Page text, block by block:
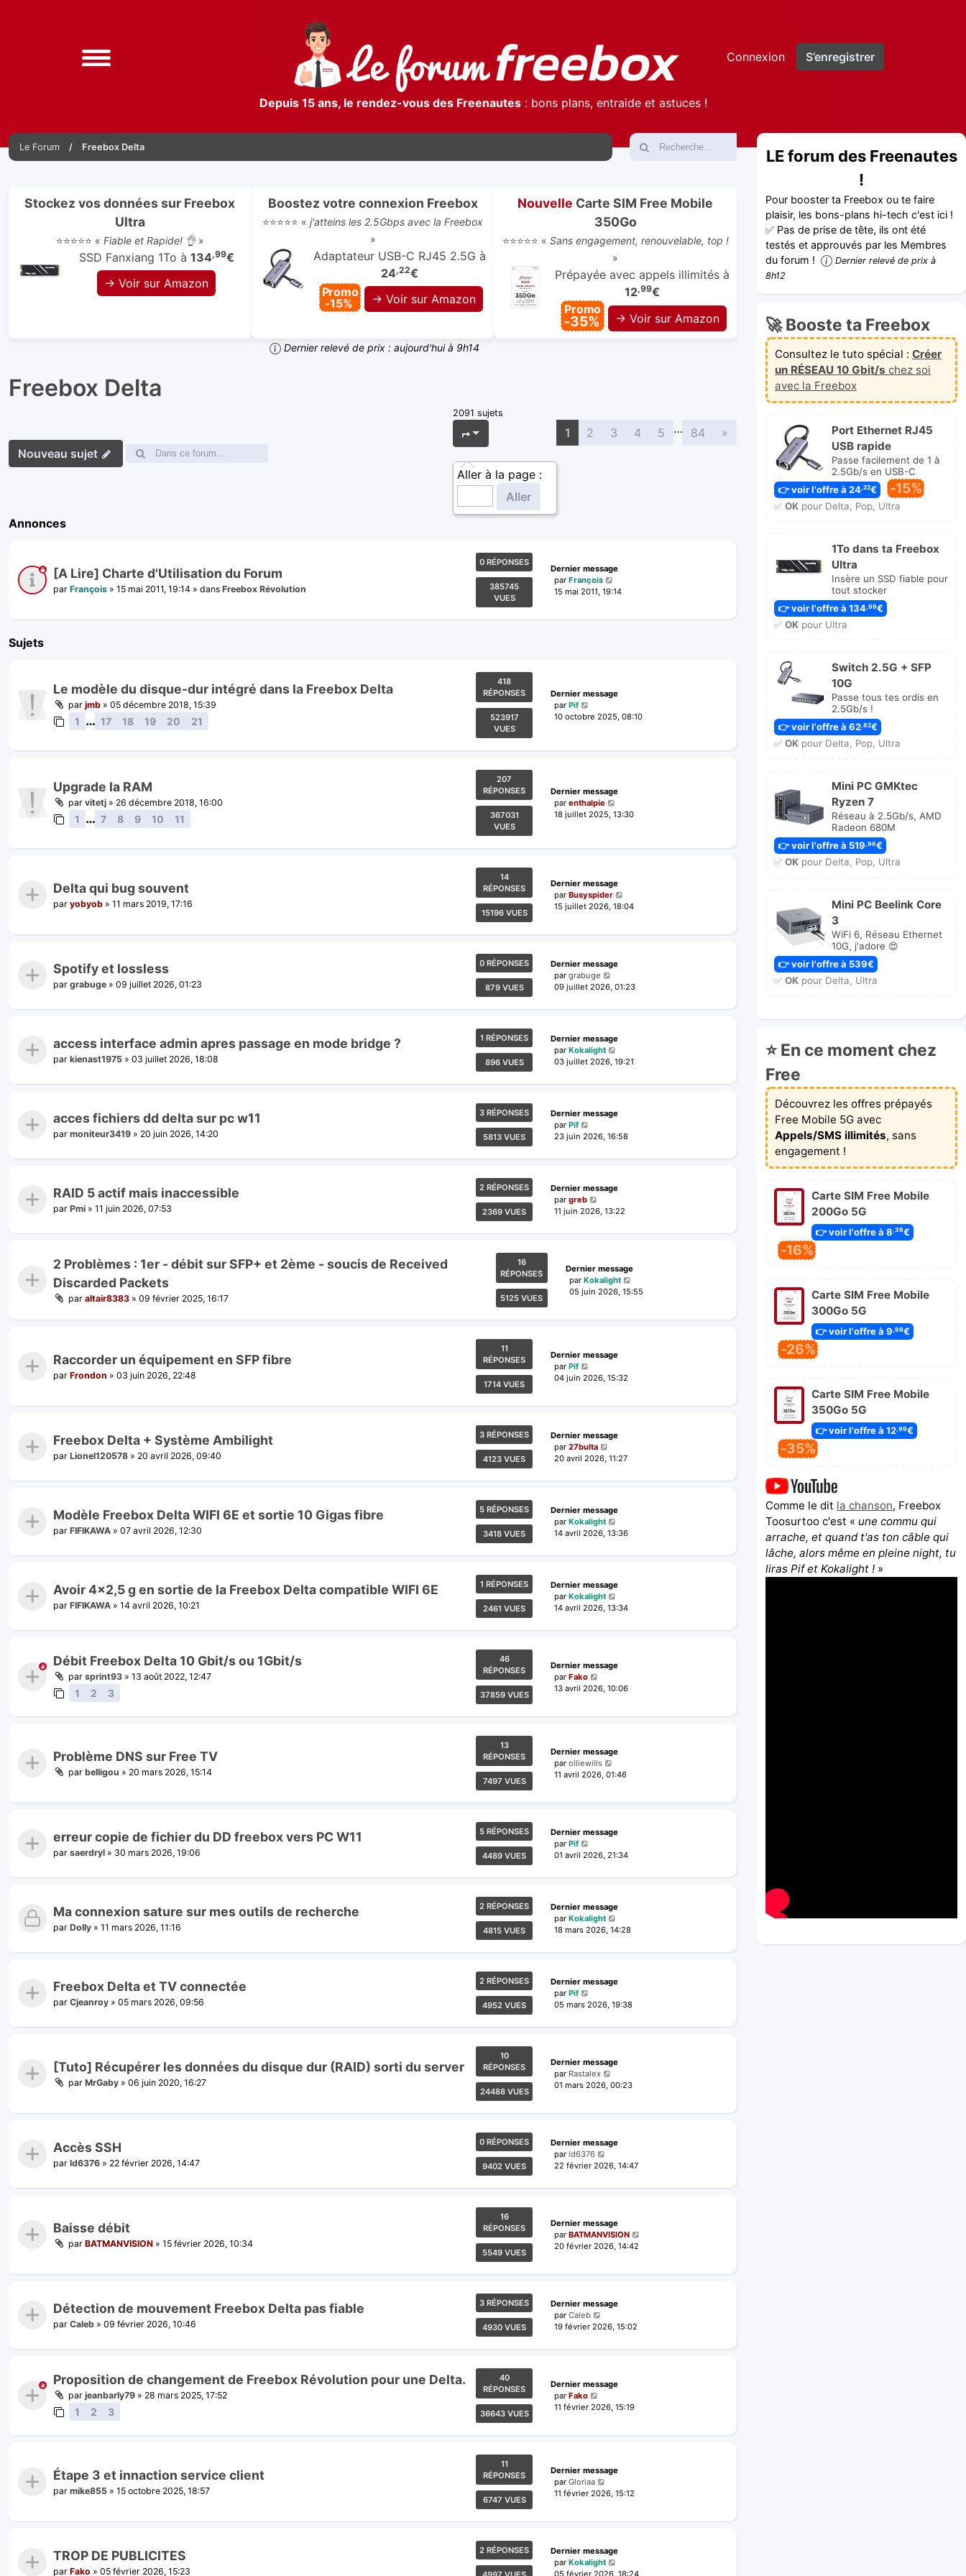
Connexion S’enregistrer
Depuis 15 ans, le rendez-vous des Freenautes: bons plans, entraide et astuces !
Le Forum Freebox Delta
Stockez vos données sur Freebox
Ultra
⭐⭐⭐⭐⭐ « Fiable et Rapide! 👌»
SSD Fanxiang 1To à 134,99€
→ Voir sur Amazon
Boostez votre connexion Freebox
⭐⭐⭐⭐⭐ « j'atteins les 2.5Gbps avec la Freebox
»
Adaptateur USB-C RJ45 2.5G à
24,22€
Promo
-15%
→ Voir sur Amazon
Nouvelle Carte SIM Free Mobile
350Go
⭐⭐⭐⭐⭐ « Sans engagement, renouvelable, top !
»
Prépayée avec appels illimités à
12,99€
Promo
-35% → Voir sur Amazon
Dernier relevé de prix : aujourd'hui à 9h14
Freebox Delta
Nouveau sujet
2091 sujets
Page
Aller à la page :
1 2 3 4 5 … 84 »
Annonces
[A Lire] Charte d'Utilisation du Forum
par François » 15 mai 2011, 19:14 » dans Freebox Révolution
0 RÉPONSES
385745
VUES
Dernier message
par François
15 mai 2011, 19:14
Sujets
Le modèle du disque-dur intégré dans la Freebox Delta
par jmb » 05 décembre 2018, 15:39
1 … 17 18 19 20 21
418
RÉPONSES
523917
VUES
Dernier message
par Pif
10 octobre 2025, 08:10
Upgrade la RAM
par vitetj » 26 décembre 2018, 16:00
1 … 7 8 9 10 11
207
RÉPONSES
367031
VUES
Dernier message
par enthalpie
18 juillet 2025, 13:30
Delta qui bug souvent
par yobyob » 11 mars 2019, 17:16
14
RÉPONSES
15196 VUES
Dernier message
par Busyspider
15 juillet 2026, 18:04
Spotify et lossless
par grabuge » 09 juillet 2026, 01:23
0 RÉPONSES
879 VUES
Dernier message
par grabuge
09 juillet 2026, 01:23
access interface admin apres passage en mode bridge ?
par kienast1975 » 03 juillet 2026, 18:08
1 RÉPONSES
896 VUES
Dernier message
par Kokalight
03 juillet 2026, 19:21
acces fichiers dd delta sur pc w11
par moniteur3419 » 20 juin 2026, 14:20
3 RÉPONSES
5813 VUES
Dernier message
par Pif
23 juin 2026, 16:58
RAID 5 actif mais inaccessible
par Pmi » 11 juin 2026, 07:53
2 RÉPONSES
2369 VUES
Dernier message
par greb
11 juin 2026, 13:22
2 Problèmes : 1er - débit sur SFP+ et 2ème - soucis de Received
Discarded Packets
par altair8383 » 09 février 2025, 16:17
16
RÉPONSES
5125 VUES
Dernier message
parKokalight
05 juin 2026, 15:55
Raccorder un équipement en SFP fibre
par Frondon » 03 juin 2026, 22:48
11
RÉPONSES
1714 VUES
Dernier message
par Pif
04 juin 2026, 15:32
Freebox Delta + Système Ambilight
par Lionel120578 » 20 avril 2026, 09:40
3 RÉPONSES
4123 VUES
Dernier message
par 27bulta
20 avril 2026, 11:27
Modèle Freebox Delta WIFI 6E et sortie 10 Gigas fibre
par FIFIKAWA » 07 avril 2026, 12:30
5 RÉPONSES
3418 VUES
Dernier message
par Kokalight
14 avril 2026, 13:36
Avoir 4x2,5 g en sortie de la Freebox Delta compatible WIFI 6E
par FIFIKAWA » 14 avril 2026, 10:21
1 RÉPONSES
2461 VUES
Dernier message
par Kokalight
14 avril 2026, 13:34
Débit Freebox Delta 10 Gbit/s ou 1Gbit/s
par sprint93 » 13 août 2022, 12:47
1 2 3
46
RÉPONSES
37859 VUES
Dernier message
par Fako
13 avril 2026, 10:06
Problème DNS sur Free TV
par belligou » 20 mars 2026, 15:14
13
RÉPONSES
7497 VUES
Dernier message
par olliewills
11 avril 2026, 01:46
erreur copie de fichier du DD freebox vers PC W11
par saerdryl » 30 mars 2026, 19:06
5 RÉPONSES
4489 VUES
Dernier message
par Pif
01 avril 2026, 21:34
Ma connexion sature sur mes outils de recherche
par Dolly » 11 mars 2026, 11:16
2 RÉPONSES
4815 VUES
Dernier message
par Kokalight
18 mars 2026, 14:28
Freebox Delta et TV connectée
par Cjeanroy » 05 mars 2026, 09:56
2 RÉPONSES
4952 VUES
Dernier message
par Pif
05 mars 2026, 19:38
[Tuto] Récupérer les données du disque dur (RAID) sorti du server
par MrGaby » 06 juin 2020, 16:27
10
RÉPONSES
24488 VUES
Dernier message
par Rastalex
01 mars 2026, 00:23
Accès SSH
par ld6376 » 22 février 2026, 14:47
0 RÉPONSES
9402 VUES
Dernier message
par ld6376
22 février 2026, 14:47
Baisse débit
par BATMANVISION » 15 février 2026, 10:34
16
RÉPONSES
5549 VUES
Dernier message
par BATMANVISION
20 février 2026, 14:42
Détection de mouvement Freebox Delta pas fiable
par Caleb » 09 février 2026, 10:46
3 RÉPONSES
4930 VUES
Dernier message
par Caleb
19 février 2026, 15:02
Proposition de changement de Freebox Révolution pour une Delta.
par jeanbarly79 » 28 mars 2025, 17:52
1 2 3
40
RÉPONSES
36643 VUES
Dernier message
par Fako
11 février 2026, 15:19
Étape 3 et innaction service client
par mike855 » 15 octobre 2025, 18:57
11
RÉPONSES
6747 VUES
Dernier message
par Gloriaa
11 février 2026, 15:12
TROP DE PUBLICITES
par Fako » 05 février 2026, 15:23
2 RÉPONSES
Dernier message
par Kokalight
LE forum des Freenautes
!
Pour booster ta Freebox ou te faire
plaisir, les bons-plans hi-tech c'est ici !
✅ Pas de prise de tête, ils ont été
testés et approuvés par les Membres
du forum !
Dernier relevé de prix à
8h12
🚀 Booste ta Freebox
Consultez le tuto spécial : Créer
un RÉSEAU 10 Gbit/s chez soi
avec la Freebox
Port Ethernet RJ45
USB rapide
Passe facilement de 1 à
2.5Gb/s en USB-C
👉 voir l'offre à 24,22€ -15%
✅ OKpour Delta, Pop, Ultra
1To dans ta Freebox
Ultra
Insère un SSD fiable pour
tout stocker
👉 voir l'offre à 134 ,99€
✅ OKpour Ultra
Switch 2.5G + SFP
10G
Passe tous tes ordis en
2.5Gb/s !
👉 voir l'offre à 62,82€
✅ OKpour Delta, Pop, Ultra
Mini PC GMKtec
Ryzen 7
Réseau à 2.5Gb/s, AMD
Radeon 680M
👉 voir l'offre à 519,96€
✅ OKpour Delta, Pop, Ultra
Mini PC Beelink Core
3
WiFi 6, Réseau Ethernet
10G, j'adore 😍
👉 voir l'offre à 539€
✅ OKpour Delta, Ultra
⭐ En ce moment chez
Free
Découvrez les offres prépayés
Free Mobile 5G avec
Appels/SMS illimités, sans
engagement !
Carte SIM Free Mobile
200Go 5G
👉 voir l'offre à 8,39€
-16%
Carte SIM Free Mobile
300Go 5G
👉 voir l'offre à 9 ,99€
-26%
Carte SIM Free Mobile
350Go 5G
👉 voir l'offre à 12,99€
-35%
Comme le dit la chanson, Freebox
Toosurtoo c'est « une commu qui
arrache, et quand t'as ton câble qui
lâche, alors même en pleine night, tu
liras Pif et Kokalight ! »